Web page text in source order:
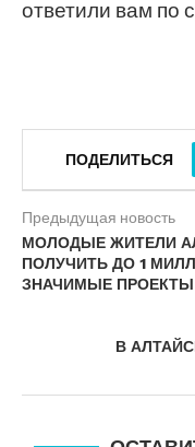
ответили вам по
ПОДЕЛИТЬСЯ
Предыдущая новость
МОЛОДЫЕ ЖИТЕЛИ
ПОЛУЧИТЬ ДО 1
ЗНАЧИМЫЕ ПРОЕКТЫ
В